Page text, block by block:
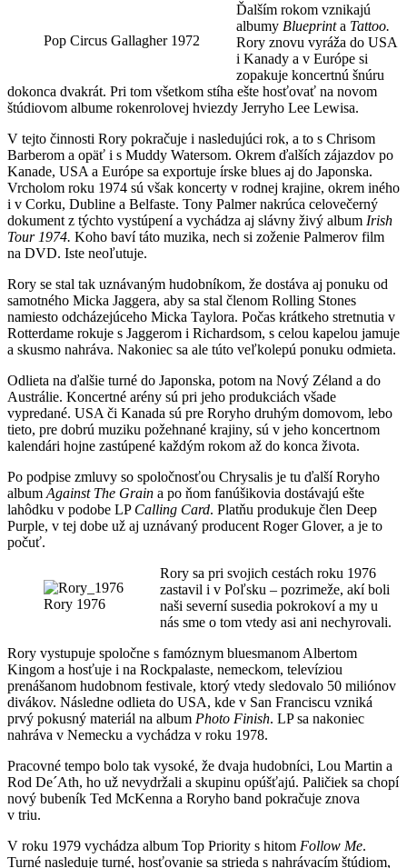
Pop Circus Gallagher 1972
Ďalším rokom vznikajú
albumy Blueprinta Tattoo.
Rory znovu vyráža do USA
i Kanady a v Európe si
zopakuje koncertnú šnúru
dokonca dvakrát. Pri tom všetkom stíha ešte hosťovať na novom
štúdiovom albume rokenrolovej hviezdy Jerryho Lee Lewisa.
V tejto činnosti Rory pokračuje i nasledujúci rok, a to s Chrisom
Barberom a opäť i s Muddy Watersom. Okrem ďalších zájazdov po
Kanade, USA a Európe sa exportuje írske blues aj do Japonska.
Vrcholom roku 1974 sú však koncerty v rodnej krajine, okrem iného
i v Corku, Dubline a Belfaste. Tony Palmer nakrúca celovečerný
dokument z týchto vystúpení a vychádza aj slávny živý album Irish
Tour 1974. Koho baví táto muzika, nech si zoženie Palmerov film
na DVD. Iste neoľutuje.
Rory se stal tak uznávaným hudobníkom, že dostáva aj ponuku od
samotného Micka Jaggera, aby sa stal členom Rolling Stones
namiesto odcházejúceho Micka Taylora. Počas krátkeho stretnutia v
Rotterdame rokuje s Jaggerom i Richardsom, s celou kapelou jamuje
a skusmo nahráva. Nakoniec sa ale túto veľkolepú ponuku odmieta.
Odlieta na ďalšie turné do Japonska, potom na Nový Zéland a do
Austrálie. Koncertné arény sú pri jeho produkciách všade
vypredané. USA či Kanada sú pre Roryho druhým domovom, lebo
tieto, pre dobrú muziku požehnané krajiny, sú v jeho koncertnom
kalendári hojne zastúpené každým rokom až do konca života.
Po podpise zmluvy so spoločnosťou Chrysalis je tu ďalší Roryho
album Against The Grain a po ňom fanúšikovia dostávajú ešte
lahôdku v podobe LP Calling Card. Platňu produkuje člen Deep
Purple, v tej dobe už aj uznávaný producent Roger Glover, a je to
počuť.
Rory 1976
Rory sa pri svojich cestách roku 1976
zastavil i v Poľsku – pozrimeže, akí boli
naši severní susedia pokrokoví a my u
nás sme o tom vtedy asi ani nechyrovali.
Rory vystupuje spoločne s famóznym bluesmanom Albertom
Kingom a hosťuje i na Rockpalaste, nemeckom, televíziou
prenášanom hudobnom festivale, ktorý vtedy sledovalo 50 miliónov
divákov. Následne odlieta do USA, kde v San Franciscu vzniká
prvý pokusný materiál na album Photo Finish. LP sa nakoniec
nahráva v Nemecku a vychádza v roku 1978.
Pracovné tempo bolo tak vysoké, že dvaja hudobníci, Lou Martin a
Rod De´Ath, ho už nevydržali a skupinu opúšťajú. Paličiek sa chopí
nový bubeník Ted McKenna a Roryho band pokračuje znova
v triu.
V roku 1979 vychádza album Top Priority s hitom Follow Me.
Turné nasleduje turné, hosťovanie sa strieda s nahrávacím štúdiom,